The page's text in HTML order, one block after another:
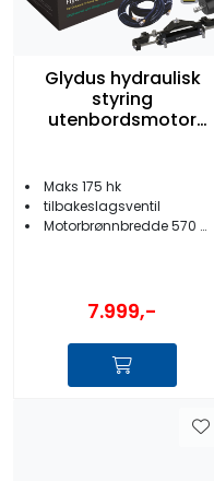
Glydus hydraulisk
styring
utenbordsmotor
Maks 175 hk
tilbakeslagsventil
Motorbrønnbredde 570 mm
7.999,-